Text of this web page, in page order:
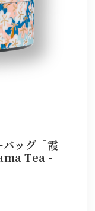
ッグ「霞
Tea -